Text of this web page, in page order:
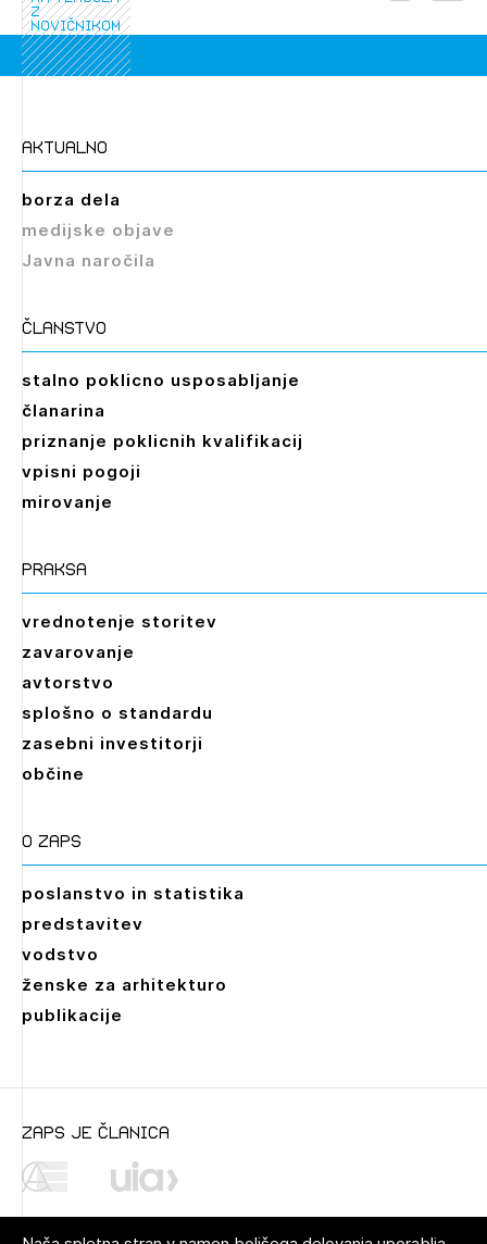
2019,2018,2017,2016,2015,2014,2013,2012,
Mesec
Januar,Februar,Marec,April,Maj,Junij,Julij,
z
novičnikom
aktualno
borza dela
medijske objave
Javna naročila
članstvo
stalno poklicno usposabljanje
članarina
priznanje poklicnih kvalifikacij
vpisni pogoji
mirovanje
praksa
vrednotenje storitev
zavarovanje
avtorstvo
splošno o standardu
zasebni investitorji
občine
O zaps
poslanstvo in statistika
predstavitev
vodstvo
ženske za arhitekturo
publikacije
zaps je članica